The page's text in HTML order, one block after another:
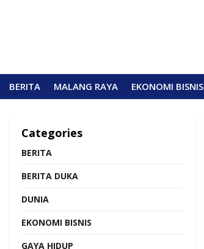
BERITA MALANG RAYA EKONOMI BISNIS
Categories
BERITA
BERITA DUKA
DUNIA
EKONOMI BISNIS
GAYA HIDUP